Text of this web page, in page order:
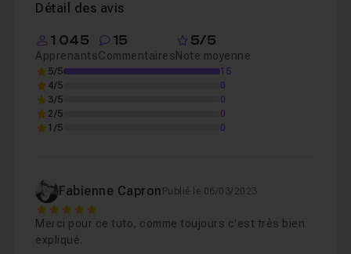
Détail des avis
1 045
Apprenants
15
Commentaires
5/5
Note moyenne
5/5
15
4/5
0
3/5
0
2/5
0
1/5
0
Fabienne Capron Publié le 06/03/2023
5
Merci pour ce tuto, comme toujours c'est très bien
expliqué.